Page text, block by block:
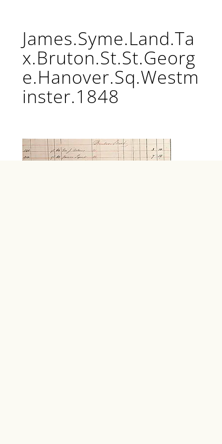
James.Syme.Land.Ta
x.Bruton.St.St.Georg
e.Hanover.Sq.Westm
inster.1848